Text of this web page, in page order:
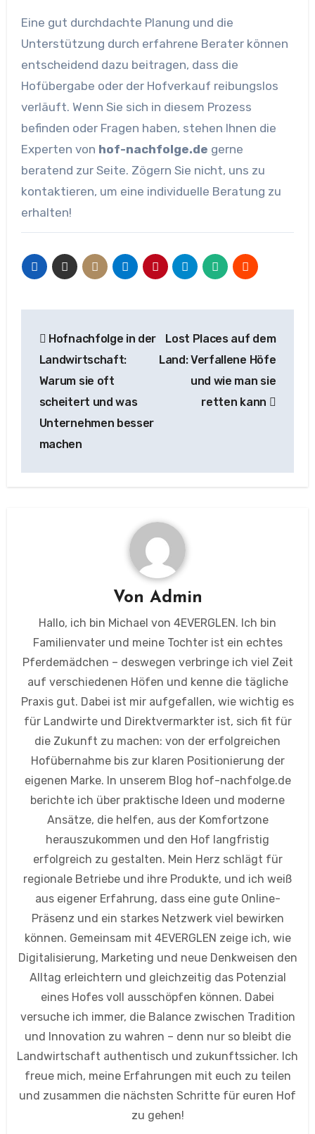
Eine gut durchdachte Planung und die
Unterstützung durch erfahrene Berater können
entscheidend dazu beitragen, dass die
Hofübergabe oder der Hofverkauf reibungslos
verläuft. Wenn Sie sich in diesem Prozess
befinden oder Fragen haben, stehen Ihnen die
Experten von hof-nachfolge.de gerne
beratend zur Seite. Zögern Sie nicht, uns zu
kontaktieren, um eine individuelle Beratung zu
erhalten!
Hofnachfolge in der
Landwirtschaft:
Warum sie oft
scheitert und was
Unternehmen besser
machen
Lost Places auf dem
Land: Verfallene Höfe
und wie man sie
retten kann
Von Admin
Hallo, ich bin Michael von 4EVERGLEN. Ich bin
Familienvater und meine Tochter ist ein echtes
Pferdemädchen – deswegen verbringe ich viel Zeit
auf verschiedenen Höfen und kenne die tägliche
Praxis gut. Dabei ist mir aufgefallen, wie wichtig es
für Landwirte und Direktvermarkter ist, sich fit für
die Zukunft zu machen: von der erfolgreichen
Hofübernahme bis zur klaren Positionierung der
eigenen Marke. In unserem Blog hof-nachfolge.de
berichte ich über praktische Ideen und moderne
Ansätze, die helfen, aus der Komfortzone
herauszukommen und den Hof langfristig
erfolgreich zu gestalten. Mein Herz schlägt für
regionale Betriebe und ihre Produkte, und ich weiß
aus eigener Erfahrung, dass eine gute Online-
Präsenz und ein starkes Netzwerk viel bewirken
können. Gemeinsam mit 4EVERGLEN zeige ich, wie
Digitalisierung, Marketing und neue Denkweisen den
Alltag erleichtern und gleichzeitig das Potenzial
eines Hofes voll ausschöpfen können. Dabei
versuche ich immer, die Balance zwischen Tradition
und Innovation zu wahren – denn nur so bleibt die
Landwirtschaft authentisch und zukunftssicher. Ich
freue mich, meine Erfahrungen mit euch zu teilen
und zusammen die nächsten Schritte für euren Hof
zu gehen!